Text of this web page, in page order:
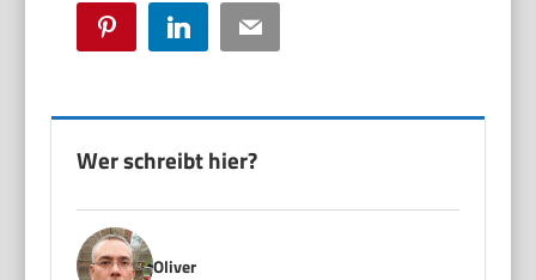
Pinterest LinkedIn Email
Wer schreibt hier?
Oliver